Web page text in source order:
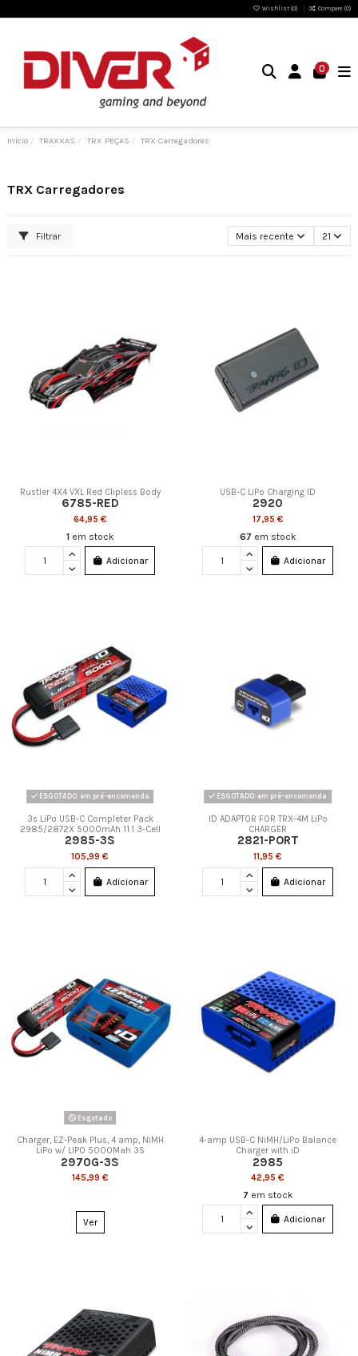
Wishlist (0) Compare (0)
0
Início TRAXXAS TRX PEÇAS TRX Carregadores
TRX Carregadores
Filtrar Mais recente 21
Rustler 4X4 VXL Red Clipless Body
6785-RED
64,95 €
1 em stock
Adicionar
USB-C LiPo Charging ID
2920
17,95 €
67 em stock
Adicionar
ESGOTADO: em pré-encomenda
3s LiPo USB-C Completer Pack
2985/2872X 5000mAh 11.1 3-Cell
2985-3S
105,99 €
Adicionar
ESGOTADO: em pré-encomenda
ID ADAPTOR FOR TRX-4M LiPo
CHARGER
2821-PORT
11,95 €
Adicionar
Esgotado
Charger, EZ-Peak Plus, 4 amp, NiMH
LiPo w/ LIPO 5000Mah 3S
2970G-3S
145,99 €
Ver
4-amp USB-C NiMH/LiPo Balance
Charger with iD
2985
42,95 €
7 em stock
Adicionar